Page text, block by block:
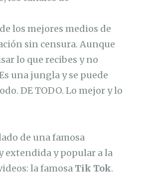
los mejores medios de
sin censura. Aunque
lo que recibes y no
una jungla y se puede
DE TODO. Lo mejor y lo
de una famosa
extendida y popular a la
la famosa Tik Tok.